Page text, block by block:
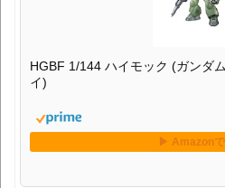
HGBF 1/144 ハイモック (ガンダ
イ)